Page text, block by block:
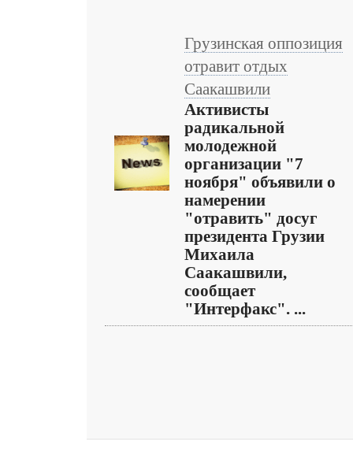
Грузинская оппозиция
отравит отдых
Саакашвили
Активисты
радикальной
молодежной
организации "7
ноября" объявили о
намерении
"отравить" досуг
президента Грузии
Михаила
Саакашвили,
сообщает
"Интерфакс". ...